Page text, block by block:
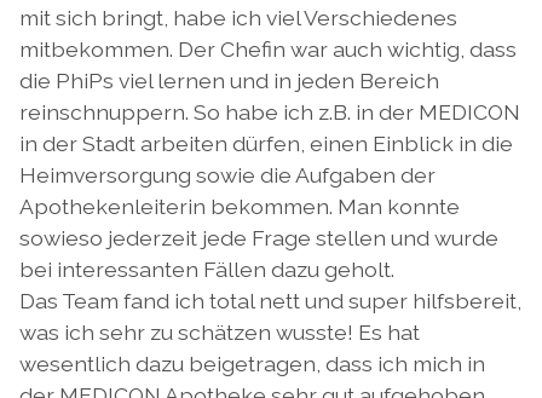
mit sich bringt, habe ich viel Verschiedenes
mitbekommen. Der Chefin war auch wichtig, dass
die PhiPs viel lernen und in jeden Bereich
reinschnuppern. So habe ich z.B. in der MEDICON
in der Stadt arbeiten dürfen, einen Einblick in die
Heimversorgung sowie die Aufgaben der
Apothekenleiterin bekommen. Man konnte
sowieso jederzeit jede Frage stellen und wurde
bei interessanten Fällen dazu geholt.
Das Team fand ich total nett und super hilfsbereit,
was ich sehr zu schätzen wusste! Es hat
wesentlich dazu beigetragen, dass ich mich in